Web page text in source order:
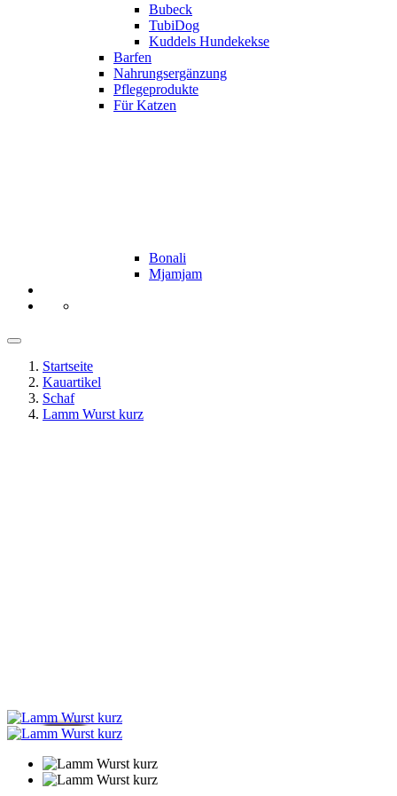
Bubeck
TubiDog
Kuddels Hundekekse
Barfen
Nahrungsergänzung
Pflegeprodukte
Für Katzen
Bonali
Mjamjam
Startseite
Kauartikel
Schaf
Lamm Wurst kurz